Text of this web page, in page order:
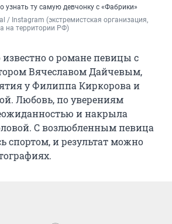
узнать ту самую девчонку с «Фабрики»
/ Instagram (экстремистская организация,
на территории РФ)
известно о романе певицы с
Вячеславом Дайчевым,
у Филиппа Киркорова и
Любовь, по уверениям
и накрыла
С возлюбленным певица
спортом, и результат можно